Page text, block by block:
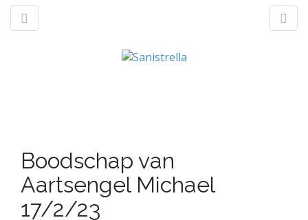
Boodschap van
Aartsengel Michael
17/2/23